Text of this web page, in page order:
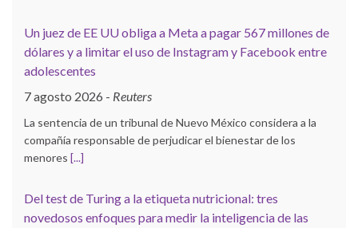
Un juez de EE UU obliga a Meta a pagar 567 millones de
dólares y a limitar el uso de Instagram y Facebook entre
adolescentes
7 agosto 2026 - Reuters
La sentencia de un tribunal de Nuevo México considera a la
compañía responsable de perjudicar el bienestar de los
menores [...]
Del test de Turing a la etiqueta nutricional: tres
novedosos enfoques para medir la inteligencia de las